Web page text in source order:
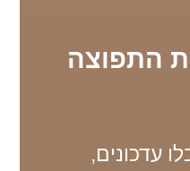
התפוצה
עדכונים,